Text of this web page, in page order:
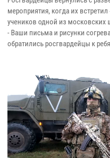
мероприятия, когда их
учеников одной из московских
- Ваши письма и рисунки
обратились росгвардейцы к